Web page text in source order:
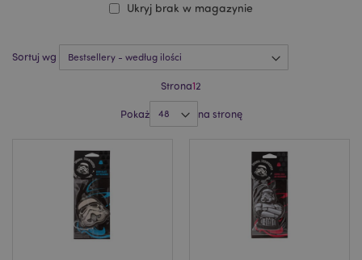
Sortuj wg
Strona12
Pokaż na stronę
Ukryj brak w magazynie